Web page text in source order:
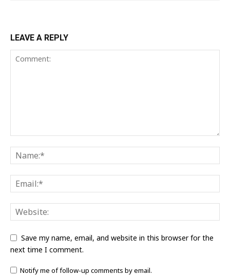
LEAVE A REPLY
Save my name, email, and website in this browser for the
next time I comment.
Notify me of follow-up comments by email.